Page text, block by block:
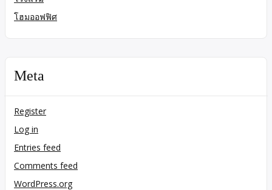
โฮมออฟฟิศ
Meta
Register
Log in
Entries feed
Comments feed
WordPress.org